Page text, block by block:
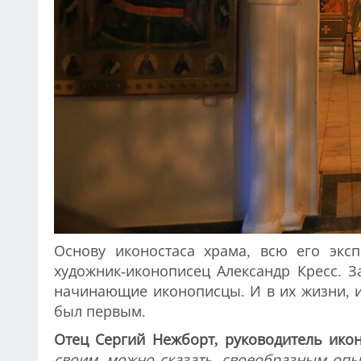
Основу иконостаса храма, всю его
художник-иконописец Александр
начинающие иконописцы. И в их жизни,
был первым.
Отец Сергий Нежборт, руководитель